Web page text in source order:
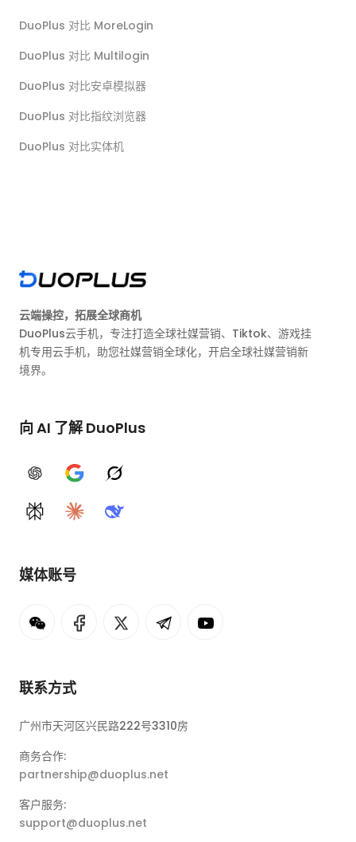
DuoPlus 对比 MoreLogin
DuoPlus 对比 Multilogin
DuoPlus 对比安卓模拟器
DuoPlus 对比指纹浏览器
DuoPlus 对比实体机
云端操控，拓展全球商机
DuoPlus云手机，专注打造全球社媒营销、Tiktok、游戏挂
机专用云手机，助您社媒营销全球化，开启全球社媒营销新
境界。
向 AI 了解 DuoPlus
ChatGPTGoogle AIGrok
PerplexityClaudeDeepSeek
媒体账号
联系方式
广州市天河区兴民路222号3310房
商务合作:
partnership@duoplus.net
客户服务:
support@duoplus.net